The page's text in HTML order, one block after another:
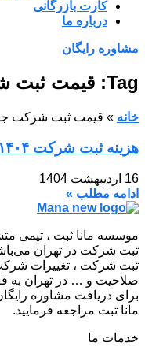
کارت بازرگانی
درباره ما
مشاوره رایگان
Tag: قیمت ثبت شرکت جدید
خانه » قیمت ثبت شرکت
هزینه ثبت شرکت ۱۴۰۴ | جزئیات کامل تعرفه و هزینه‌ها
16 اردیبهشت 1404
ادامه مطلب »
موسسه مانا ثبت ، تیمی
ثبت شرکت در تهران
ثبت شرکت ، تغییرات شرکت
صلاحیت و … در تهران به
برای دریافت مشاوره
مانا ثبت مراجعه فرمایید.
خدمات ما